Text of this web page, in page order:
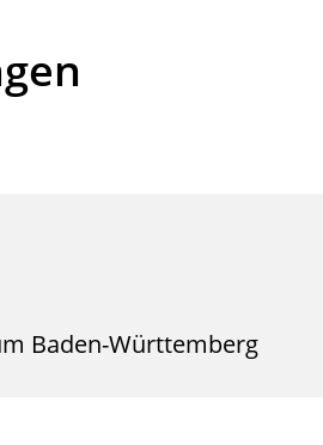
Baden-Württemberg